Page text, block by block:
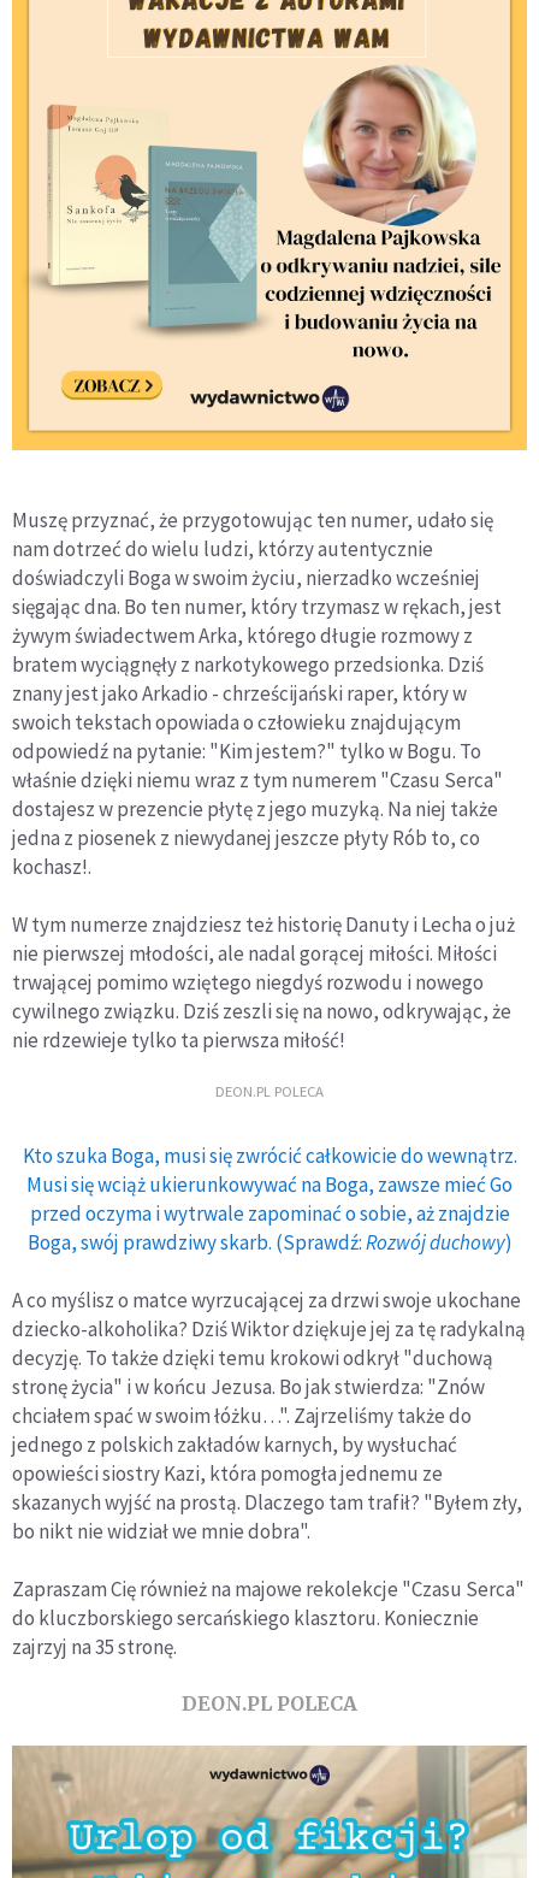
Muszę przyznać, że przygotowując ten numer, udało się
nam dotrzeć do wielu ludzi, którzy autentycznie
doświadczyli Boga w swoim życiu, nierzadko wcześniej
sięgając dna. Bo ten numer, który trzymasz w rękach, jest
żywym świadectwem Arka, którego długie rozmowy z
bratem wyciągnęły z narkotykowego przedsionka. Dziś
znany jest jako Arkadio - chrześcijański raper, który w
swoich tekstach opowiada o człowieku znajdującym
odpowiedź na pytanie: "Kim jestem?" tylko w Bogu. To
właśnie dzięki niemu wraz z tym numerem "Czasu Serca"
dostajesz w prezencie płytę z jego muzyką. Na niej także
jedna z piosenek z niewydanej jeszcze płyty Rób to, co
kochasz!.
W tym numerze znajdziesz też historię Danuty i Lecha o już
nie pierwszej młodości, ale nadal gorącej miłości. Miłości
trwającej pomimo wziętego niegdyś rozwodu i nowego
cywilnego związku. Dziś zeszli się na nowo, odkrywając, że
nie rdzewieje tylko ta pierwsza miłość!
DEON.PL POLECA
Kto szuka Boga, musi się zwrócić całkowicie do wewnątrz.
Musi się wciąż ukierunkowywać na Boga, zawsze mieć Go
przed oczyma i wytrwale zapominać o sobie, aż znajdzie
Boga, swój prawdziwy skarb. (Sprawdź:Rozwój duchowy)
A co myślisz o matce wyrzucającej za drzwi swoje ukochane
dziecko-alkoholika? Dziś Wiktor dziękuje jej za tę radykalną
decyzję. To także dzięki temu krokowi odkrył "duchową
stronę życia" i w końcu Jezusa. Bo jak stwierdza: "Znów
chciałem spać w swoim łóżku…". Zajrzeliśmy także do
jednego z polskich zakładów karnych, by wysłuchać
opowieści siostry Kazi, która pomogła jednemu ze
skazanych wyjść na prostą. Dlaczego tam trafił? "Byłem zły,
bo nikt nie widział we mnie dobra".
Zapraszam Cię również na majowe rekolekcje "Czasu Serca"
do kluczborskiego sercańskiego klasztoru. Koniecznie
zajrzyj na 35 stronę.
DEON.PL POLECA